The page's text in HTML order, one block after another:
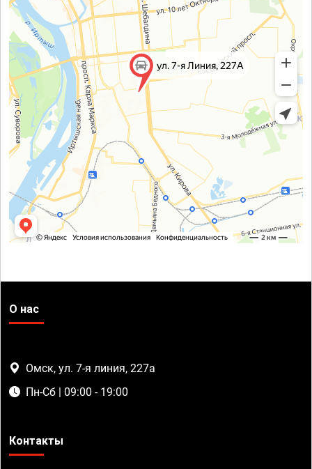
О нас
Омск, ул. 7-я линия, 227а
Пн-Сб | 09:00 - 19:00
Контакты